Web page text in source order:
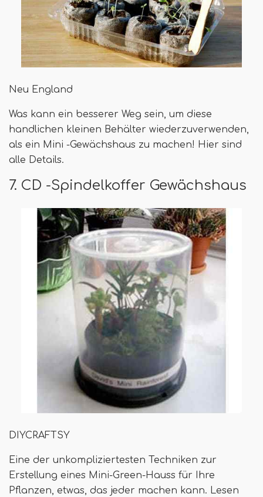
Neu England
Was kann ein besserer Weg sein, um diese
handlichen kleinen Behälter wiederzuverwenden,
als ein Mini -Gewächshaus zu machen! Hier sind
alle Details.
7. CD -Spindelkoffer Gewächshaus
DIYCRAFTSY
Eine der unkompliziertesten Techniken zur
Erstellung eines Mini-Green-Hauss für Ihre
Pflanzen, etwas, das jeder machen kann. Lesen